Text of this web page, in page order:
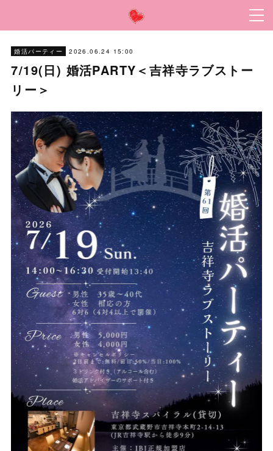
婚活パーティー 2026.06.24 15:00
7/19(日) 婚活PARTY＜吉祥寺ラブストー
リー＞